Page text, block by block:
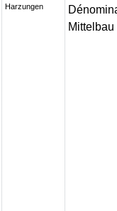
Harzungen
Mittelbau